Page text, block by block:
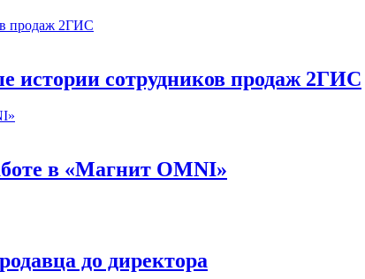
истории сотрудников продаж 2ГИС
в «Магнит OMNI»
до директора